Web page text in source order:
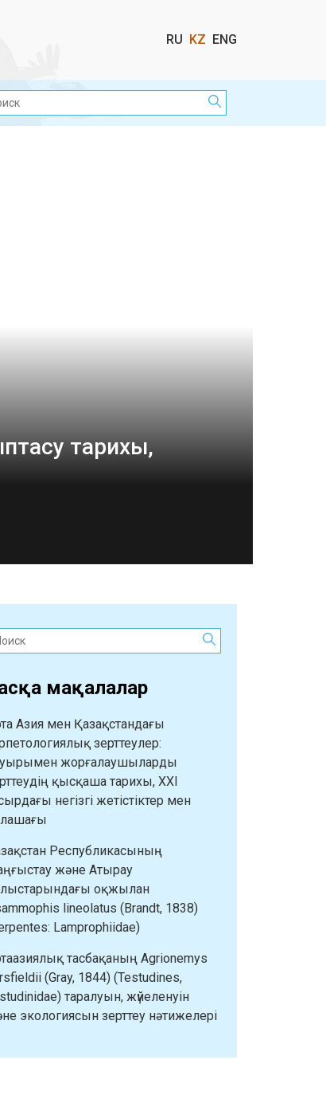
Выбор
RU KZ ENG
тарихы,
мақалалар
Азия мен Қазақстандағы
зерттеулер:
жорғалаушыларды
қысқаша тарихы, XXI
негізгі жетістіктер мен
Республикасының
және Атырау
оқжылан
lineolatus (Brandt, 1838)
Lamprophiidae)
тасбақаның Agrionemys
(Gray, 1844) (Testudines,
таралуын, жүйеленуін
экологиясын зерттеу нәтижелері